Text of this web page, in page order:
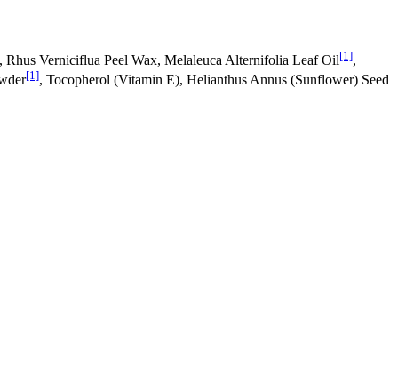
, Rhus Verniciflua Peel Wax, Melaleuca Alternifolia Leaf Oil[1],
[1], Tocopherol (Vitamin E), Helianthus Annus (Sunflower) Seed